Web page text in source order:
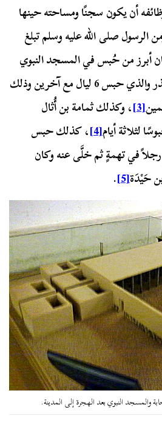
أن يكون سجنًا ومساحته حينها
صلى الله عليه وسلم تبلغ
أبرز من حُبس في المسجد النبوي
أبو لبابة رفاعة بن عبدالمنذر والذي حبس 6 ليال مع آخرين وذلك
[3] ، وكذلك ثمامة بن أُثال
لثلاثة أيام[4] ، كذلك حبس
رجلاً في تهمةٍ ثم خلَّى عنه وكان
حَيْدَة[5]
.
والمسجد النبوي بعد الهجرة إلى المدينة.